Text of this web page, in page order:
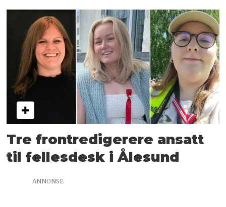
Tre frontredigerere ansatt
til fellesdesk i Ålesund
ANNONSE